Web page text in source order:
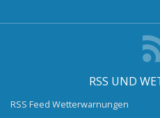
RSS UND
RSS Feed Wetterwarnungen